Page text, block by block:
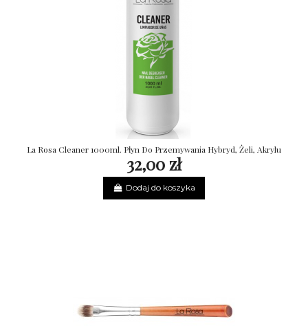
La Rosa Cleaner 1000ml. Płyn Do Przemywania Hybryd, Żeli, Akrylu
32,00 zł
Dodaj do koszyka